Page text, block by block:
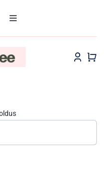
Toggle